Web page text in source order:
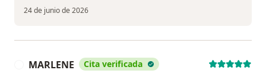
24 de junio de 2026
MARLENE Cita verificada